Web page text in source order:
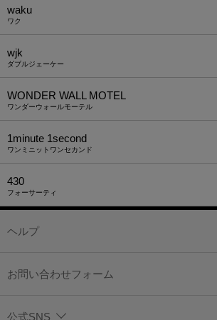
waku
ワク
wjk
ダブルジェーケー
WONDER WALL MOTEL
ワンダーウォールモーテル
1minute​ 1second
ワンミニットワンセカンド
430
フォーサーティ
ヘルプ
お問い合わせフォーム
公式SNS